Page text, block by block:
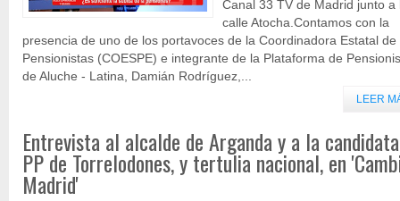
Canal 33 TV de Madrid junto a
calle Atocha.Contamos con la
presencia de uno de los portavoces de la Coordinadora Estatal de
Pensionistas (COESPE) e integrante de la Plataforma de
de Aluche - Latina, Damián Rodríguez,...
LEER
Entrevista al alcalde de Arganda y a la
PP de Torrelodones, y tertulia nacional, en
Madrid'